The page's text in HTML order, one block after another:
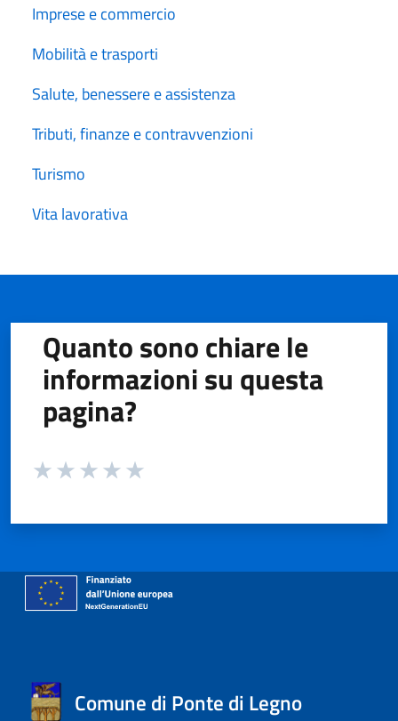
Imprese e commercio
Mobilità e trasporti
Salute, benessere e assistenza
Tributi, finanze e contravvenzioni
Turismo
Vita lavorativa
Quanto sono chiare le
informazioni su questa
pagina?
Valuta da 1 a 5 stelle la pagina
Comune di Ponte di Legno